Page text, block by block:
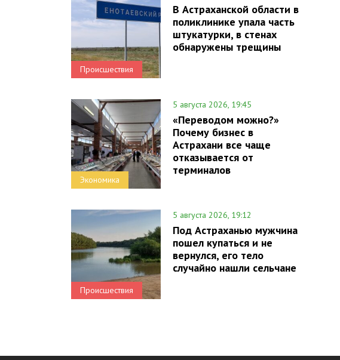
Происшествия
В Астраханской области в
поликлинике упала часть
штукатурки, в стенах
обнаружены трещины
Экономика
5 августа 2026, 19:45
«Переводом можно?»
Почему бизнес в
Астрахани все чаще
отказывается от
терминалов
Происшествия
5 августа 2026, 19:12
Под Астраханью мужчина
пошел купаться и не
вернулся, его тело
случайно нашли сельчане